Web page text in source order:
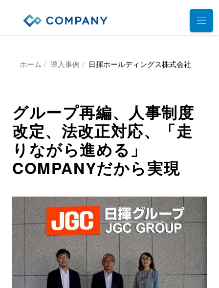
勤怠管理
タレントマネジメント
雇用手続管理
ID管理
公共・公益法人向け
サポート
導入・運用サポート
システム選定支援コンサルティングサービス
プロフェッショナルサービス
ユーザーコミッティ
パートナー連携・協業
セミナー
デモ動画
お役立ち資料
会社情報
会社情報トップ
企業理念
会社概要
ニュース
資料ダウンロード お問い合わせ
03-5575-5277
受付時間9:30〜18:30（土日祝日を除く）
ホーム 導入事例 日揮ホールディングス株式会社
グループ再編、人事制度
改定、法改正対応、
「走
りながら進める」
COMPANYだから実現